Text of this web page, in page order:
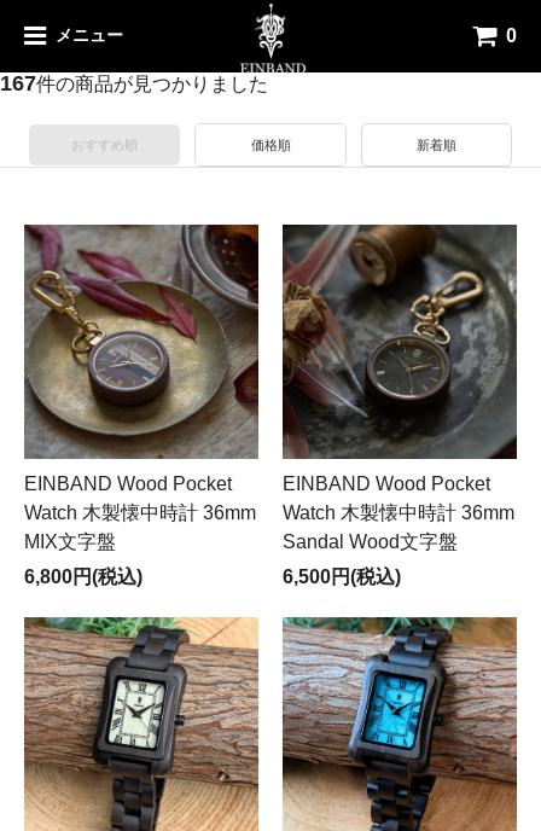
メニュー 0
【36mm】の検索結果
167件の商品が見つかりました
おすすめ順 価格順 新着順
EINBAND Wood Pocket
Watch 木製懐中時計 36mm
MIX文字盤
6,800円(税込)
EINBAND Wood Pocket
Watch 木製懐中時計 36mm
Sandal Wood文字盤
6,500円(税込)